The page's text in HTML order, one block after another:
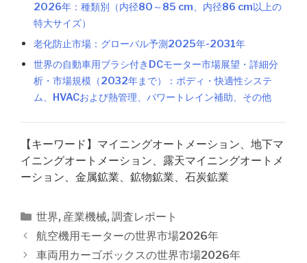
2026年：種類別（内径80～85 cm、内径86 cm以上の
特大サイズ）
老化防止市場：グローバル予測2025年-2031年
世界の自動車用ブラシ付きDCモーター市場展望・詳細分
析・市場規模（2032年まで）：ボディ・快適性システ
ム、HVACおよび熱管理、パワートレイン補助、その他
【キーワード】マイニングオートメーション、地下マ
イニングオートメーション、露天マイニングオートメ
ーション、金属鉱業、鉱物鉱業、石炭鉱業
カ
テ
ゴ
世界, 産業機械, 調査レポート
投
稿
航空機用モーターの世界市場2026年
車両用カーゴボックスの世界市場2026年